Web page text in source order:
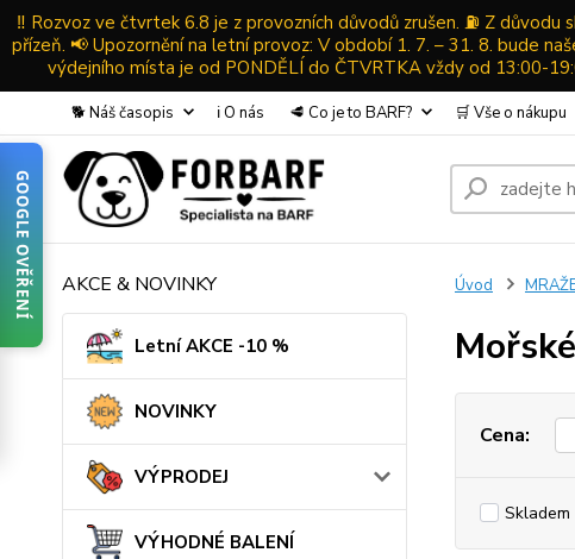
‼️ Rozvoz ve čtvrtek 6.8 je z provozních důvodů zrušen. ⛽ Z
přízeň. 📢 Upozornění na letní provoz: V období 1. 7. – 31. 8. bude
výdejního místa je od PONDĚLÍ do ČTVRTKA vždy od 13:00-
🐕 Náš časopis ℹ️ O nás 🥩 Co je to BARF? 🛒 Vše o nákupu
AKCE & NOVINKY
Letní AKCE -10 %
NOVINKY
VÝPRODEJ
VÝHODNÉ BALENÍ
Úvod
Cena:
Skladem
GOOGLE OVĚŘENÍ